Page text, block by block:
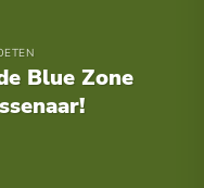
Blue Zone